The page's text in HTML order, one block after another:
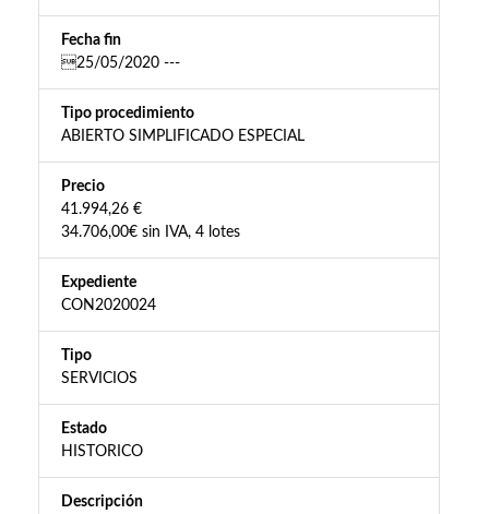
Fecha fin
25/05/2020 ---
Tipo procedimiento
ABIERTO SIMPLIFICADO ESPECIAL
Precio
41.994,26 €
34.706,00€ sin IVA, 4 lotes
Expediente
CON2020024
Tipo
SERVICIOS
Estado
HISTORICO
Descripción